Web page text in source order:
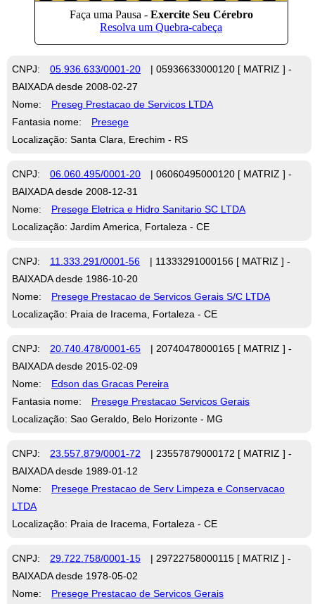
CNPJ: 05.936.633/0001-20
| 05936633000120 [ MATRIZ ] -
BAIXADA desde 2008-02-27
Nome:
Preseg Prestacao de Servicos LTDA
Fantasia nome:
Presege
Localização: Santa Clara, Erechim - RS
CNPJ: 06.060.495/0001-20
| 06060495000120 [ MATRIZ ] -
BAIXADA desde 2008-12-31
Nome:
Presege Eletrica e Hidro Sanitario SC LTDA
Localização: Jardim America, Fortaleza - CE
CNPJ: 11.333.291/0001-56
| 11333291000156 [ MATRIZ ] -
BAIXADA desde 1986-10-20
Nome:
Presege Prestacao de Servicos Gerais S/C LTDA
Localização: Praia de Iracema, Fortaleza - CE
CNPJ: 20.740.478/0001-65
| 20740478000165 [ MATRIZ ] -
BAIXADA desde 2015-02-09
Nome:
Edson das Gracas Pereira
Fantasia nome:
Presege Prestacao Servicos Gerais
Localização: Sao Geraldo, Belo Horizonte - MG
CNPJ: 23.557.879/0001-72
| 23557879000172 [ MATRIZ ] -
BAIXADA desde 1989-01-12
Nome:
Presege Prestacao de Serv Limpeza e Conservacao
LTDA
Localização: Praia de Iracema, Fortaleza - CE
CNPJ: 29.722.758/0001-15
| 29722758000115 [ MATRIZ ] -
BAIXADA desde 1978-05-02
Nome:
Presege Prestacao de Servicos Gerais